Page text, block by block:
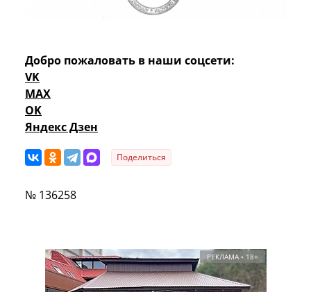
Добро пожаловать в наши соцсети:
VK
MAX
OK
Яндекс Дзен
Поделиться
№ 136258
РЕКЛАМА • 18+